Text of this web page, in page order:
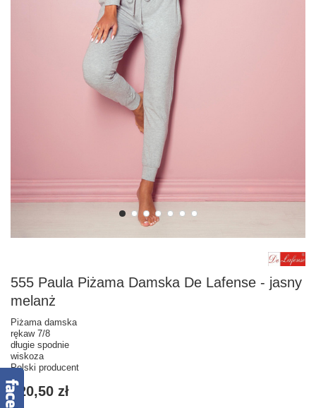
555 Paula Piżama Damska De Lafense - jasny
melanż
Piżama damska
rękaw 7/8
długie spodnie
wiskoza
Polski producent
120,50 zł